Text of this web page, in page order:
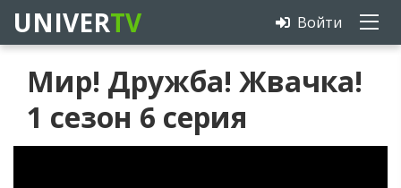
UNIVERTV Войти
Мир! Дружба! Жвачка!
1 сезон 6 серия